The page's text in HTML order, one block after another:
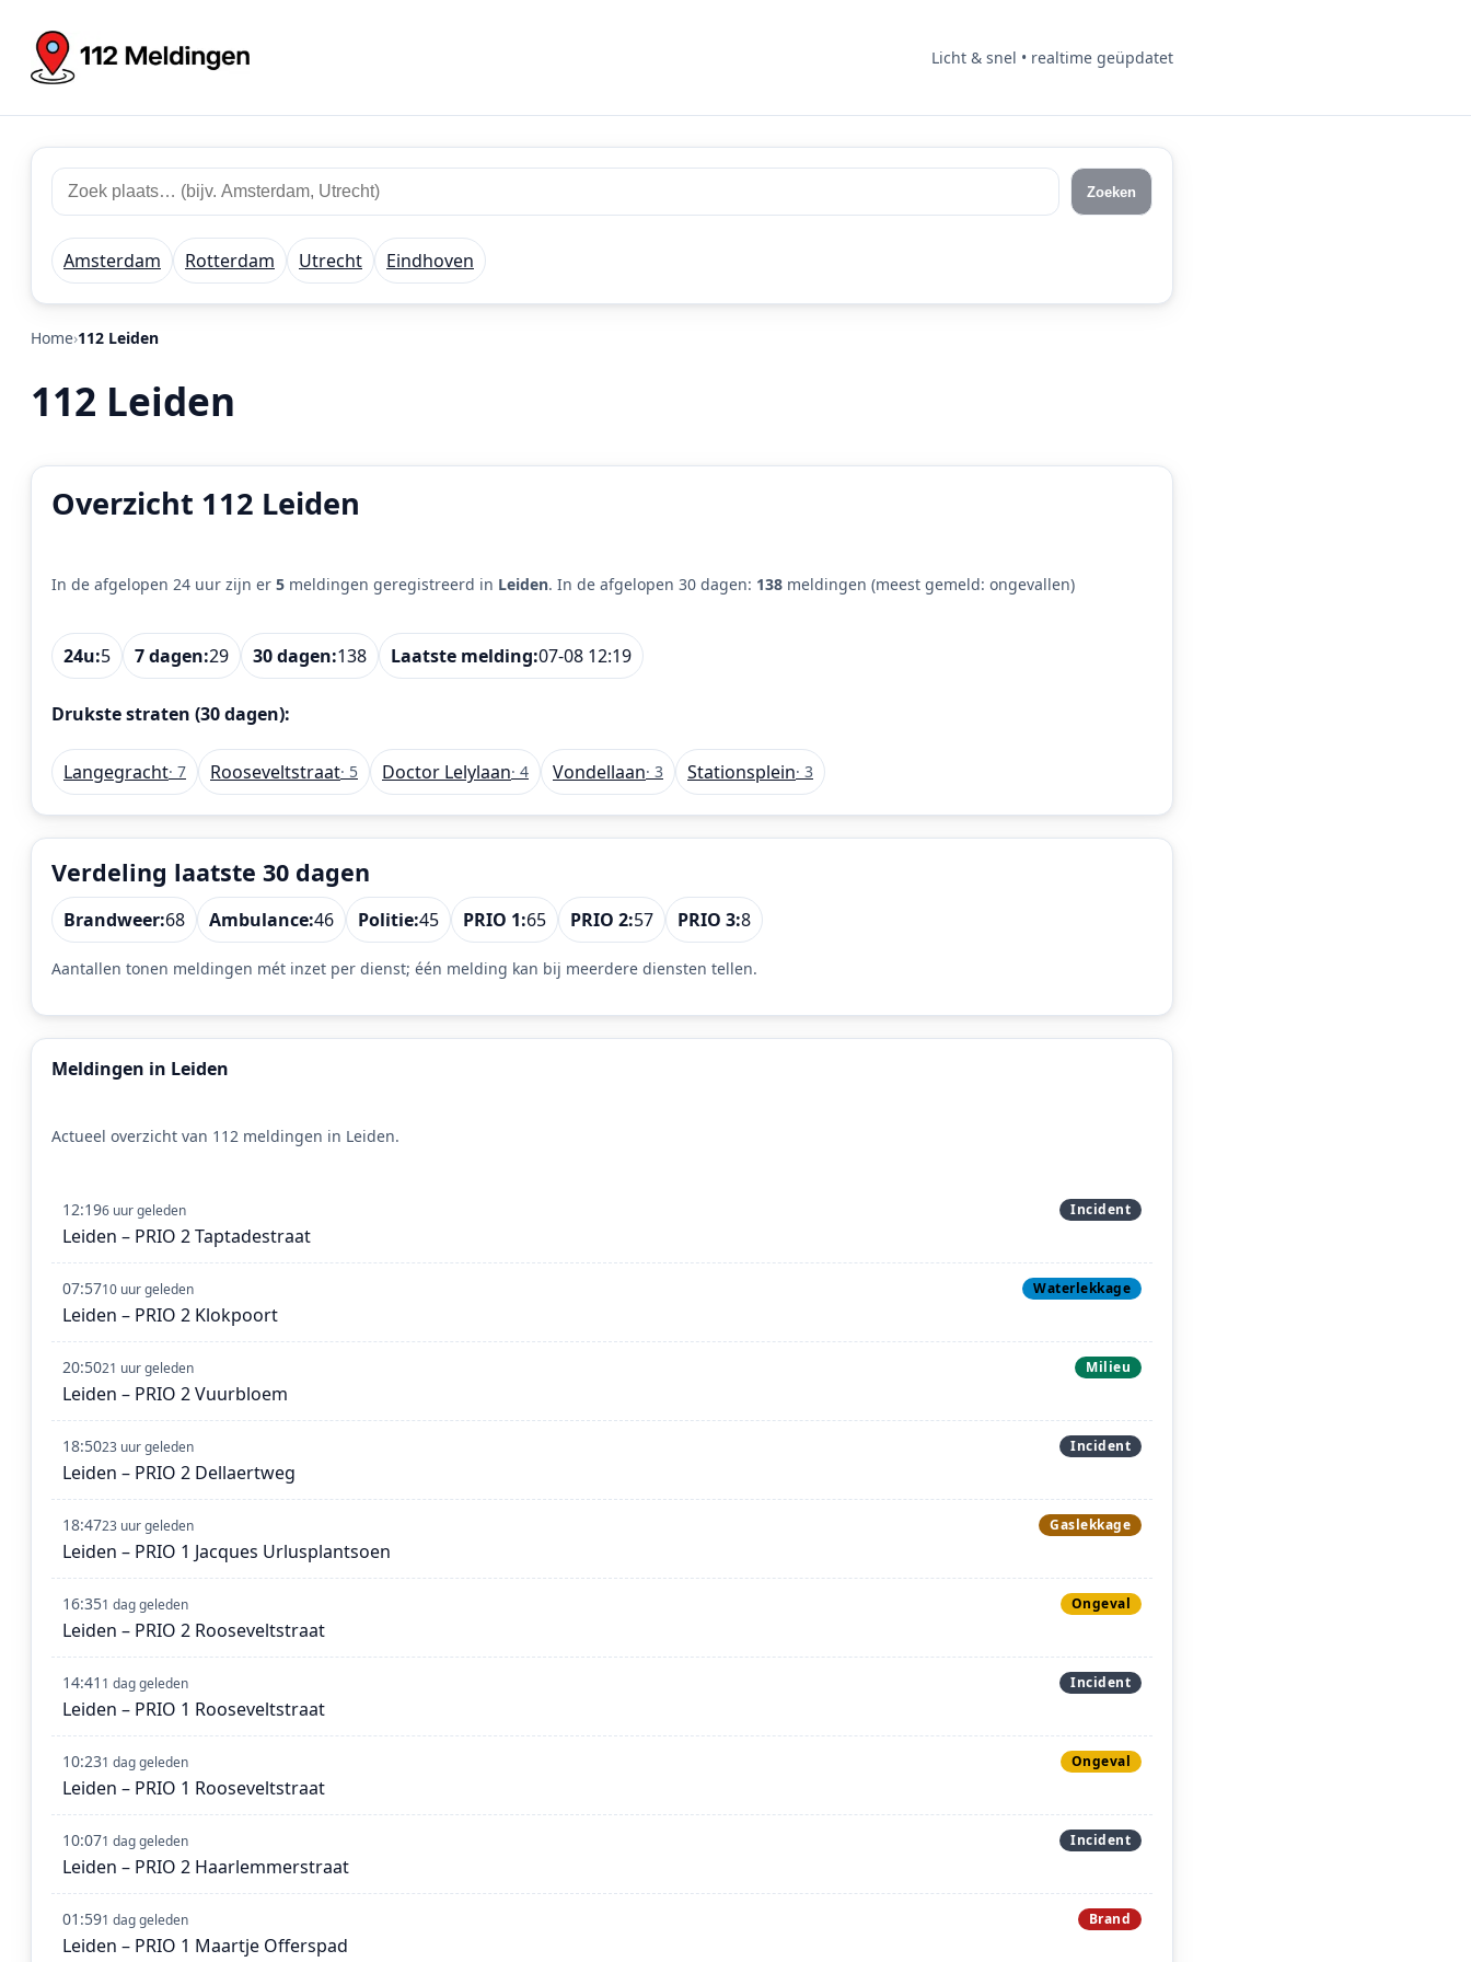
Licht & snel • realtime geüpdatet
Zoek
112
meldingen
Zoek
plaats
regio
Zoeken
Amsterdam Rotterdam Utrecht Eindhoven
Home 112 Leiden
112 Leiden
Overzicht 112 Leiden
In de afgelopen 24 uur zijn er 5 meldingen geregistreerd in Leiden. In de afgelopen 30 dagen: 138 meldingen (meest gemeld: ongevallen)
24u:5 7 dagen:29 30 dagen:138 Laatste melding:07-08 12:19
Drukste straten (30 dagen):
Langegracht· 7 Rooseveltstraat· 5 Doctor Lelylaan· 4 Vondellaan· 3 Stationsplein· 3
Verdeling laatste 30 dagen
Brandweer:68 Ambulance:46 Politie:45 PRIO 1:65 PRIO 2:57 PRIO 3:8
Aantallen tonen meldingen mét inzet per dienst; één melding kan bij meerdere diensten tellen.
Meldingen in Leiden
Actueel overzicht van 112 meldingen in Leiden.
12:196 uur geleden Incident
Leiden – PRIO 2 Taptadestraat
07:5710 uur geleden Waterlekkage
Leiden – PRIO 2 Klokpoort
20:5021 uur geleden Milieu
Leiden – PRIO 2 Vuurbloem
18:5023 uur geleden Incident
Leiden – PRIO 2 Dellaertweg
18:4723 uur geleden Gaslekkage
Leiden – PRIO 1 Jacques Urlusplantsoen
16:351 dag geleden Ongeval
Leiden – PRIO 2 Rooseveltstraat
14:41 1 dag geleden Incident
Leiden – PRIO 1 Rooseveltstraat
10:231 dag geleden Ongeval
Leiden – PRIO 1 Rooseveltstraat
10:071 dag geleden Incident
Leiden – PRIO 2 Haarlemmerstraat
01:591 dag geleden Brand
Leiden – PRIO 1 Maartje Offerspad